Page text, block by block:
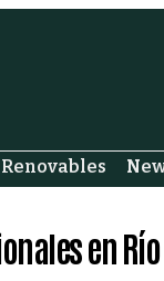
Renovables
en